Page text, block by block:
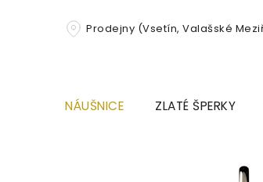
Prodejny (Vsetín, Valašské
NÁUŠNICE ZLATÉ ŠPERKY